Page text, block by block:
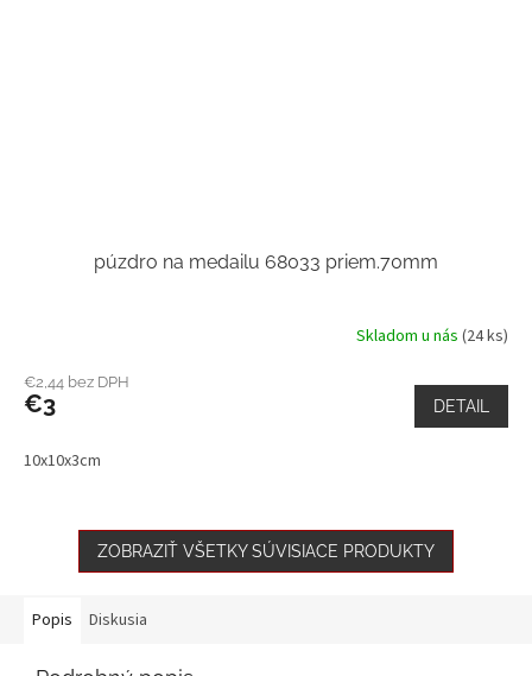
púzdro na medailu 68033 priem.70mm
Skladom u nás (24 ks)
€2,44 bez DPH
€3 DETAIL
10x10x3cm
ZOBRAZIŤ VŠETKY SÚVISIACE PRODUKTY
Popis Diskusia